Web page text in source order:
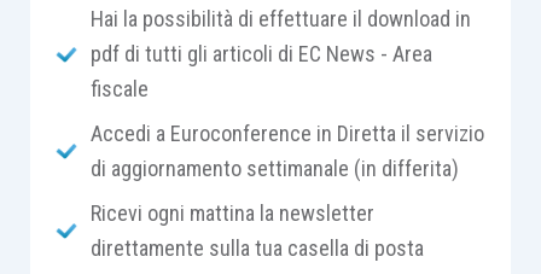
società semplicetravalichi la mera attività di
gestione di patrimoni immobiliari, volta alla loro
conservazione e valorizzazione, integrando una
vera e propria attività commerciale, si configura la
violazione della prescrizione civilistica di cui
articolo 2249 cod. civ.
, con conseguente
trattamento del reddito complessivo della
società allo stesso modo di un reddito d’impresa.
Hai la possibilità di effettuare il download in
pdf di tutti gli articoli di EC News - Area
fiscale
Accedi a Euroconference in Diretta il servizio
di aggiornamento settimanale (in differita)
Ricevi ogni mattina la newsletter
direttamente sulla tua casella di posta